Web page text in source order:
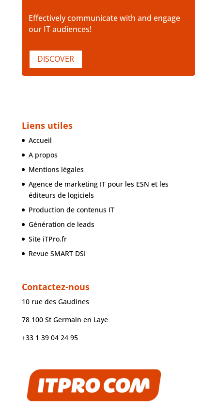
Effectively communicate with and engage
our IT audiences!
DISCOVER
Liens utiles
Accueil
A propos
Mentions légales
Agence de marketing IT pour les ESN et les
éditeurs de logiciels
Production de contenus IT
Génération de leads
Site iTPro.fr
Revue SMART DSI
Contactez-nous
10 rue des Gaudines
78 100 St Germain en Laye
+33 1 39 04 24 95